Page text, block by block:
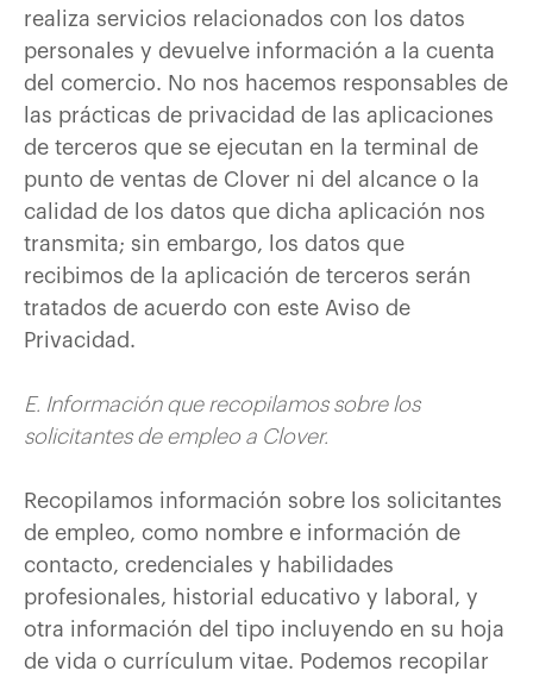
realiza servicios relacionados con los datos
personales y devuelve información a la cuenta
del comercio. No nos hacemos responsables de
las prácticas de privacidad de las aplicaciones
de terceros que se ejecutan en la terminal de
punto de ventas de Clover ni del alcance o la
calidad de los datos que dicha aplicación nos
transmita; sin embargo, los datos que
recibimos de la aplicación de terceros serán
tratados de acuerdo con este Aviso de
Privacidad.
E. Información que recopilamos sobre los
solicitantes de empleo a Clover.
Recopilamos información sobre los solicitantes
de empleo, como nombre e información de
contacto, credenciales y habilidades
profesionales, historial educativo y laboral, y
otra información del tipo incluyendo en su hoja
de vida o currículum vitae. Podemos recopilar